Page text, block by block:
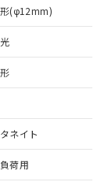
(φ12mm)
ネイト
荷用